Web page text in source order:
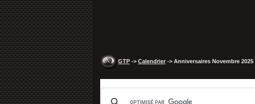
GTP -> Calendrier -> Anniversaires Novembre 2025